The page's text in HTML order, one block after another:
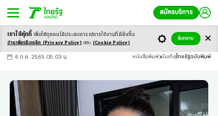
สมัครบริการ
-ก ก ก+
6 ก.ค. 2565 05:03 น. หนังสือพิมพ์ บันเทิง ไทยรัฐฉบับพิมพ์
เราใช้คุ้กกี้ เพื่อให้ทุกคนได้ประสบการณ์การใช้งานที่ดียิ่งขึ้น
อ่านเพิ่มเติมคลิก (Privacy Policy) และ (Cookie Policy)
รับทราบ